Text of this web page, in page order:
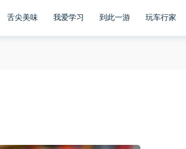
舌尖美味 我爱学习 到此一游 玩车行家